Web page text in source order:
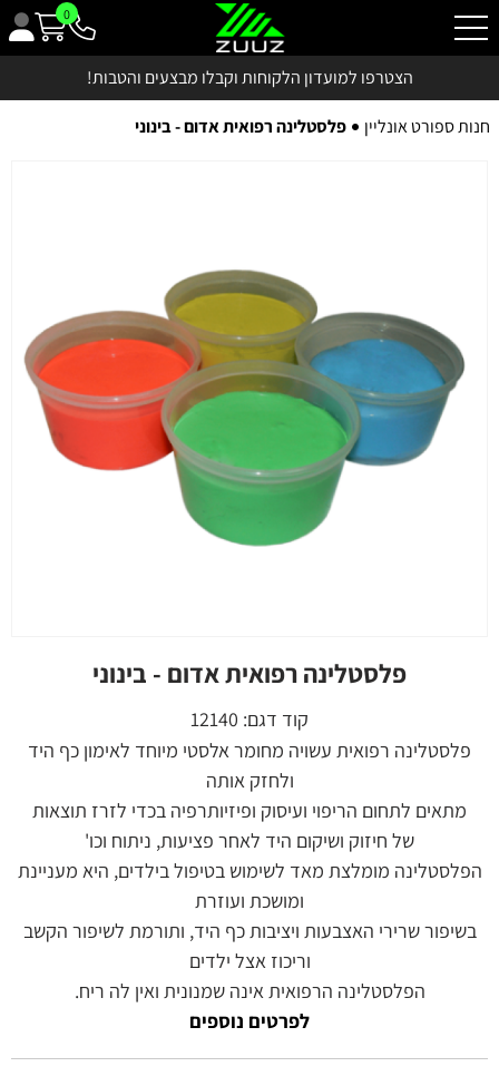
0
הצטרפו למועדון הלקוחות וקבלו מבצעים והטבות!
חנות ספורט אונליין פלסטלינה רפואית אדום - בינוני
פלסטלינה רפואית אדום - בינוני
קוד דגם: 12140
פלסטלינה רפואית עשויה מחומר אלסטי מיוחד לאימון כף היד
ולחזק אותה
מתאים לתחום הריפוי ועיסוק ופיזיותרפיה בכדי לזרז תוצאות
של חיזוק ושיקום היד לאחר פציעות, ניתוח וכו'
הפלסטלינה מומלצת מאד לשימוש בטיפול בילדים, היא מעניינת
ומושכת ועוזרת
בשיפור שרירי האצבעות ויציבות כף היד, ותורמת לשיפור הקשב
וריכוז אצל ילדים
הפלסטלינה הרפואית אינה שמנונית ואין לה ריח.
לפרטים נוספים